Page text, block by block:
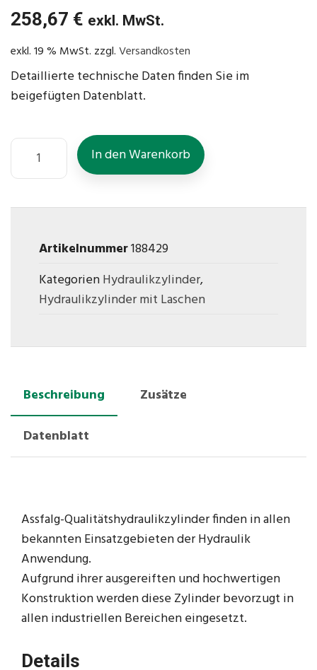
258,67 € exkl. MwSt.
exkl. 19 % MwSt. zzgl.Versandkosten
Detaillierte technische Daten finden Sie im
beigefügten Datenblatt.
In den Warenkorb
Artikelnummer188429
KategorienHydraulikzylinder,
Hydraulikzylinder mit Laschen
Beschreibung
Zusätze
Datenblatt
Assfalg-Qualitätshydraulikzylinder finden in allen
bekannten Einsatzgebieten der Hydraulik
Anwendung.
Aufgrund ihrer ausgereiften und hochwertigen
Konstruktion werden diese Zylinder bevorzugt in
allen industriellen Bereichen eingesetzt.
Details